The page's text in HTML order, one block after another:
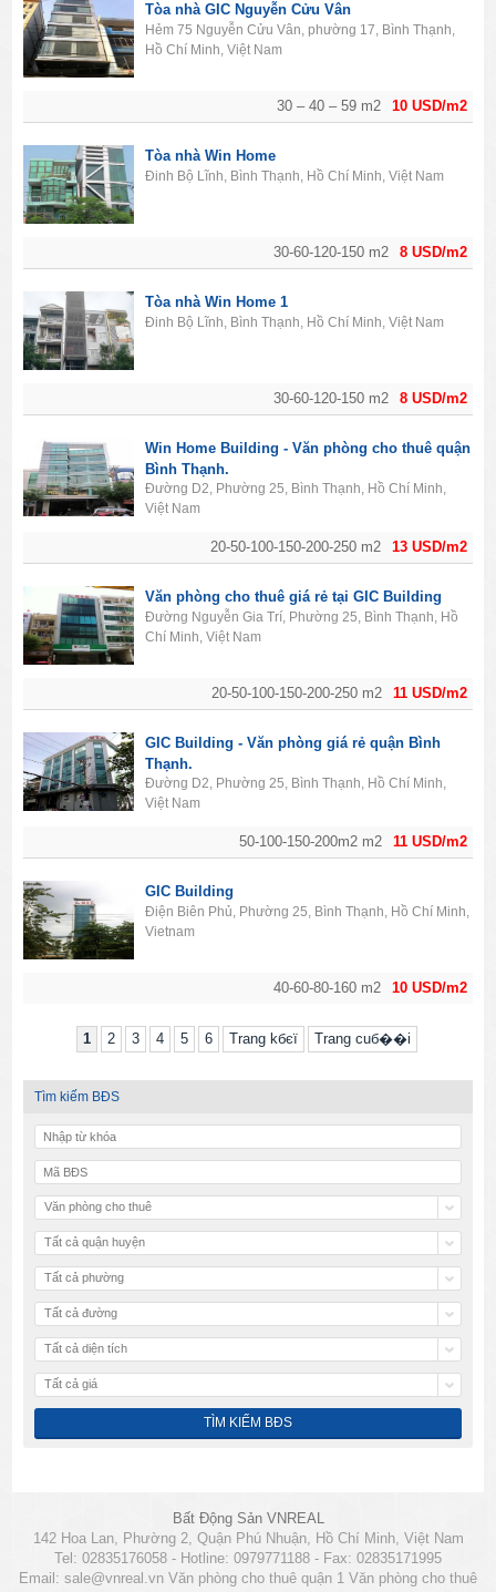
10 USD/m2
30 – 40 – 59 m2
Tòa nhà GIC Nguyễn Cửu Vân
Hẻm 75 Nguyễn Cửu Vân, phường 17, Bình Thạnh,
Hồ Chí Minh, Việt Nam
8 USD/m2
30-60-120-150 m2
Tòa nhà Win Home
Đinh Bộ Lĩnh, Bình Thạnh, Hồ Chí Minh, Việt Nam
8 USD/m2
30-60-120-150 m2
Tòa nhà Win Home 1
Đinh Bộ Lĩnh, Bình Thạnh, Hồ Chí Minh, Việt Nam
13 USD/m2
20-50-100-150-200-250 m2
Win Home Building - Văn phòng cho thuê quận
Bình Thạnh.
Đường D2, Phường 25, Bình Thạnh, Hồ Chí Minh,
Việt Nam
11 USD/m2
20-50-100-150-200-250 m2
Văn phòng cho thuê giá rẻ tại GIC Building
Đường Nguyễn Gia Trí, Phường 25, Bình Thạnh, Hồ
Chí Minh, Việt Nam
11 USD/m2
50-100-150-200m2 m2
GIC Building - Văn phòng giá rẻ quận Bình
Thạnh.
Đường D2, Phường 25, Bình Thạnh, Hồ Chí Minh,
Việt Nam
10 USD/m2
40-60-80-160 m2
GIC Building
Điện Biên Phủ, Phường 25, Bình Thạnh, Hồ Chí Minh,
Vietnam
1 2 3 4 5 6 Trang kбєї Trang cuб��i
Tìm kiếm BĐS
Văn phòng cho thuê
Tất cả quận huyện
Tất cả phường
Tất cả đường
Tất cả diện tích
Tất cả giá
Bất Động Sản VNREAL
142 Hoa Lan, Phường 2, Quận Phú Nhuận, Hồ Chí Minh, Việt Nam
Tel: 02835176058 - Hotline: 0979771188 - Fax: 02835171995
Email: sale@vnreal.vn Văn phòng cho thuê quận 1 Văn phòng cho thuê